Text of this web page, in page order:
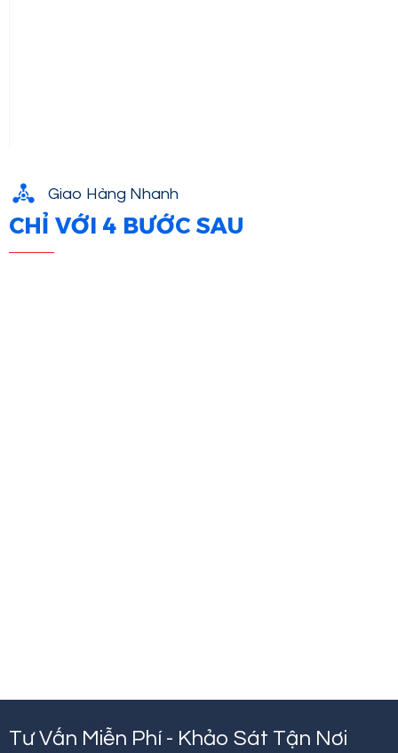
Giao Hàng Nhanh
CHỈ VỚI 4 BƯỚC SAU
Tư Vấn Miễn Phí - Khảo Sát Tận Nơi